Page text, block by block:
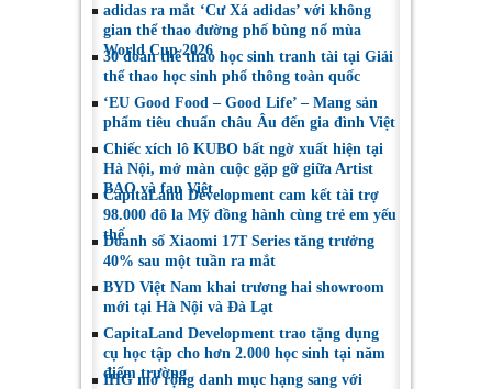
adidas ra mắt ‘Cư Xá adidas’ với không
gian thể thao đường phố bùng nổ mùa
World Cup 2026
30 đoàn thể thao học sinh tranh tài tại Giải
thể thao học sinh phổ thông toàn quốc
‘EU Good Food – Good Life’ – Mang sản
phẩm tiêu chuẩn châu Âu đến gia đình Việt
Chiếc xích lô KUBO bất ngờ xuất hiện tại
Hà Nội, mở màn cuộc gặp gỡ giữa Artist
BAO và fan Việt
CapitaLand Development cam kết tài trợ
98.000 đô la Mỹ đồng hành cùng trẻ em yếu
thế
Doanh số Xiaomi 17T Series tăng trưởng
40% sau một tuần ra mắt
BYD Việt Nam khai trương hai showroom
mới tại Hà Nội và Đà Lạt
CapitaLand Development trao tặng dụng
cụ học tập cho hơn 2.000 học sinh tại năm
điểm trường
IHG mở rộng danh mục hạng sang với